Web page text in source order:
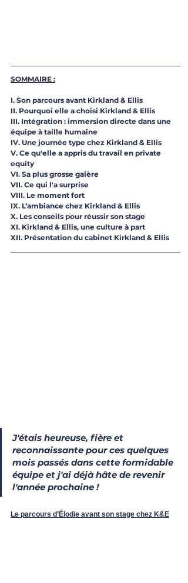
SOMMAIRE :
I. Son parcours avant Kirkland & Ellis
II. Pourquoi elle a choisi Kirkland & Ellis
III. Intégration : immersion directe dans une
équipe à taille humaine
IV. Une journée type chez Kirkland & Ellis
V. Ce qu'elle a appris du travail en private
equity
VI. Sa plus grosse galère
VII. Ce qui l'a surprise
VIII. Le moment fort
IX. L’ambiance chez Kirkland & Ellis
X. Les conseils pour réussir son stage
XI. Kirkland & Ellis, une culture à part
XII. Présentation du cabinet Kirkland & Ellis
J'étais heureuse, fière et
reconnaissante pour ces quelques
mois passés dans cette formidable
équipe et j'ai déjà hâte de revenir
l'année prochaine !
Le parcours d’Élodie avant son stage chez K&E